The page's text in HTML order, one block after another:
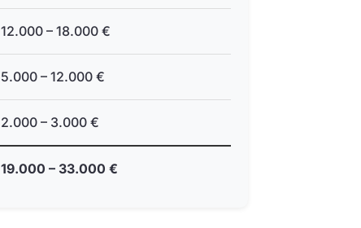
12.000 – 18.000 €
5.000 – 12.000 €
2.000 – 3.000 €
19.000 – 33.000 €